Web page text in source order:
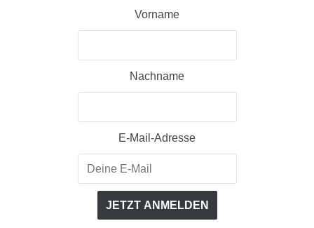
Vorname
Nachname
E-Mail-Adresse